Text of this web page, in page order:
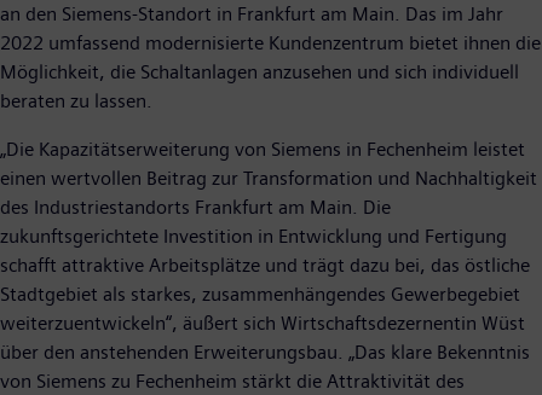
an den Siemens-Standort in Frankfurt am Main. Das im Jahr
2022 umfassend modernisierte Kundenzentrum bietet ihnen die
Möglichkeit, die Schaltanlagen anzusehen und sich individuell
beraten zu lassen.
„Die Kapazitätserweiterung von Siemens in Fechenheim leistet
einen wertvollen Beitrag zur Transformation und Nachhaltigkeit
des Industriestandorts Frankfurt am Main. Die
zukunftsgerichtete Investition in Entwicklung und Fertigung
schafft attraktive Arbeitsplätze und trägt dazu bei, das östliche
Stadtgebiet als starkes, zusammenhängendes Gewerbegebiet
weiterzuentwickeln“, äußert sich Wirtschaftsdezernentin Wüst
über den anstehenden Erweiterungsbau. „Das klare Bekenntnis
von Siemens zu Fechenheim stärkt die Attraktivität des